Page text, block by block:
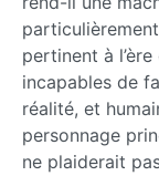
pertinent à
incapables de
réalité, et
personnage
ne plaiderait